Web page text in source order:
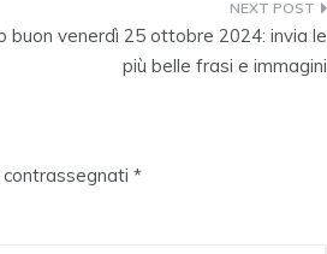
buon venerdì 25 ottobre 2024: invia le
più belle frasi e immagini
*